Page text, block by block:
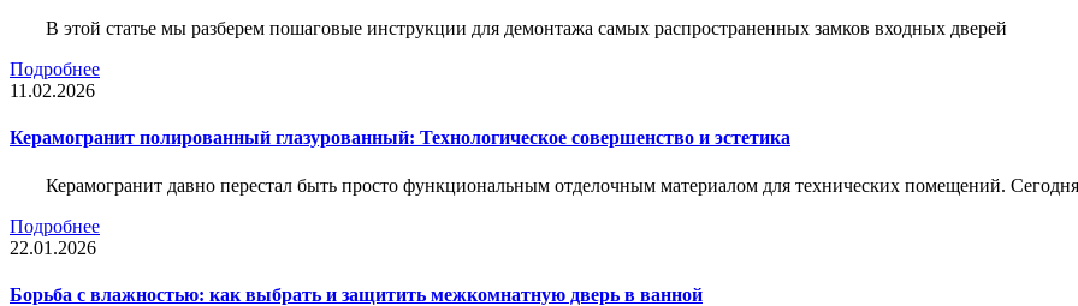
В этой статье мы разберем пошаговые инструкции для демонтажа самых распространенных замков входных дверей
Подробнее
11.02.2026
Керамогранит полированный глазурованный: Технологическое совершенство и эстетика
Керамогранит давно перестал быть просто функциональным отделочным материалом для технических помещений.
Подробнее
22.01.2026
Борьба с влажностью: как выбрать и защитить межкомнатную дверь в ванной